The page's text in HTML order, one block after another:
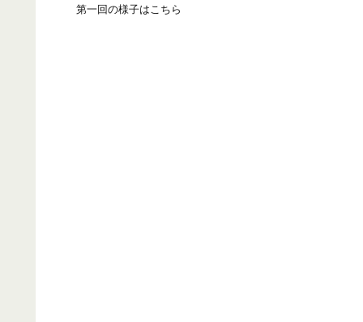
第一回の様子はこちら